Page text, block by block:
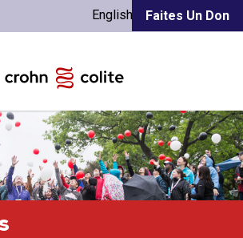
Faites Un Don
English